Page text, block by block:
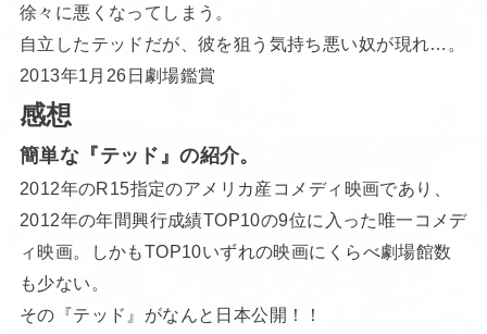
徐々に悪くなってしまう。
自立したテッドだが、彼を狙う気持ち悪い奴が現れ…。
2013年1月26日劇場鑑賞
感想
簡単な『テッド』の紹介。
2012年のR15指定のアメリカ産コメディ映画であり、
2012年の年間興行成績TOP10の9位に入った唯一コメデ
ィ映画。しかもTOP10いずれの映画にくらべ劇場館数
も少ない。
その『テッド』がなんと日本公開！！